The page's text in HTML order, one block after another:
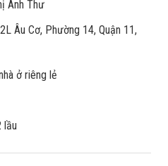
Anh Thư
Âu Cơ, Phường 14, Quận 11,
ở riêng lẻ
lầu